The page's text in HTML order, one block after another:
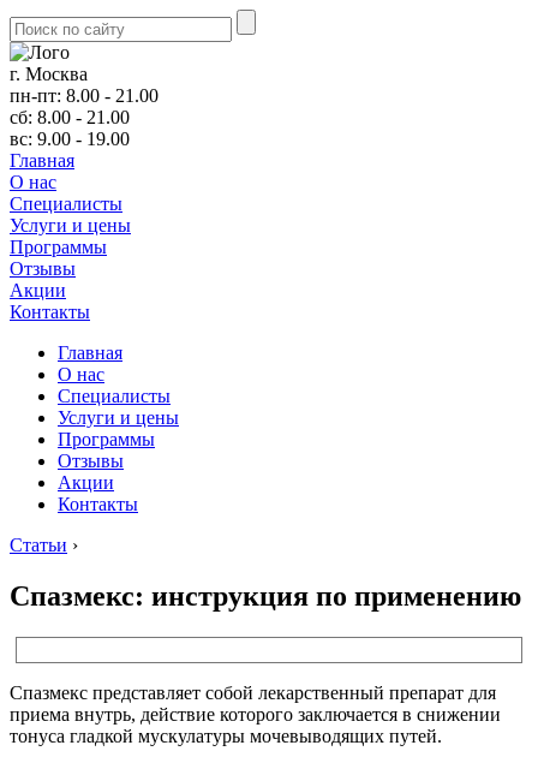
г. Москва
пн-пт: 8.00 - 21.00
сб: 8.00 - 21.00
вс: 9.00 - 19.00
Главная
О нас
Cпециалисты
Услуги и цены
Программы
Отзывы
Акции
Контакты
Главная
О нас
Cпециалисты
Услуги и цены
Программы
Отзывы
Акции
Контакты
Статьи ›
Спазмекс: инструкция по применению
Спазмекс представляет собой лекарственный препарат для
приема внутрь, действие которого заключается в снижении
тонуса гладкой мускулатуры мочевыводящих путей.